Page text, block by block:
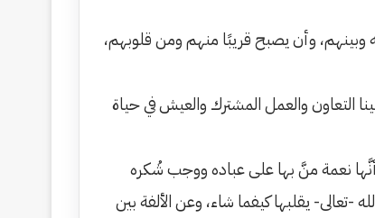
وبينهم، وأن يصبح قريبًا منهم ومن قلوبهم،
التعاون والعمل المشترك والعيش في حياة
أنَّها نعمة منَّ بها على عباده ووجب شُكره
تعالى- يقلبها كيفما شاء، وعن الألفة بين